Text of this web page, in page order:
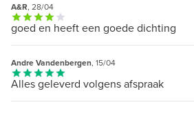
A&R, 28/04
goed en heeft een goede dichting
Andre Vandenbergen, 15/04
Alles geleverd volgens afspraak